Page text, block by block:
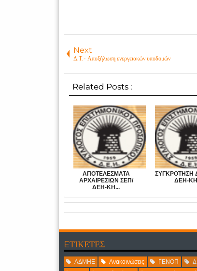
Next
Δ.Τ.- Αποξήλωση ενεργειακών υποδομών
Related Posts :
ΑΠΟΤΕΛΕΣΜΑΤΑ
ΑΡΧΑΙΡΕΣΙΩΝ ΣΕΠ/
ΔΕΗ-ΚΗ...
ΣΥΓΚΡΟΤΗΣΗ
ΔΕΗ-
EΤΙΚΕΤΕΣ
ΑΔΜΗΕ Ανακοινώσεις ΓΕΝΟΠ